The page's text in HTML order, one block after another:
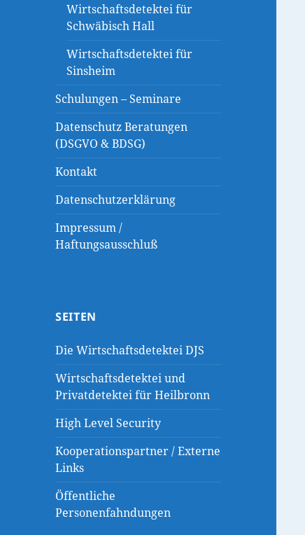
Wirtschaftsdetektei für
Schwäbisch Hall
Wirtschaftsdetektei für
Sinsheim
Schulungen – Seminare
Datenschutz Beratungen
(DSGVO & BDSG)
Kontakt
Datenschutzerklärung
Impressum /
Haftungsausschluß
SEITEN
Die Wirtschaftsdetektei DJS
Wirtschaftsdetektei und
Privatdetektei für Heilbronn
High Level Security
Kooperationspartner / Externe
Links
Öffentliche
Personenfahndungen